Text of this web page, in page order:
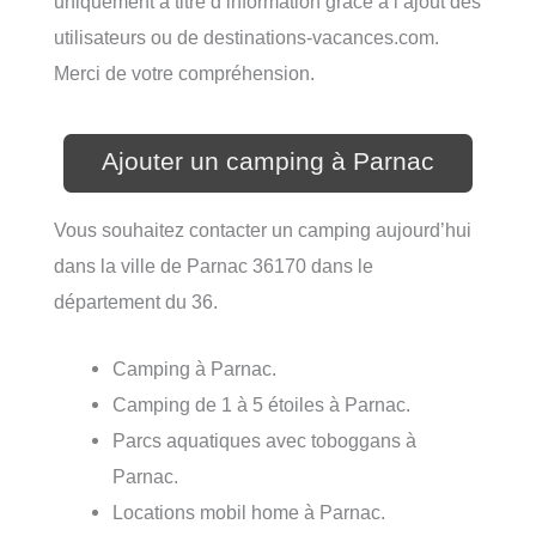
utilisateurs ou de destinations-vacances.com.
Merci de votre compréhension.
Ajouter un camping à Parnac
Vous souhaitez contacter un camping aujourd’hui
dans la ville de Parnac 36170 dans le
département du 36.
Camping à Parnac.
Camping de 1 à 5 étoiles à Parnac.
Parcs aquatiques avec toboggans à
Parnac.
Locations mobil home à Parnac.